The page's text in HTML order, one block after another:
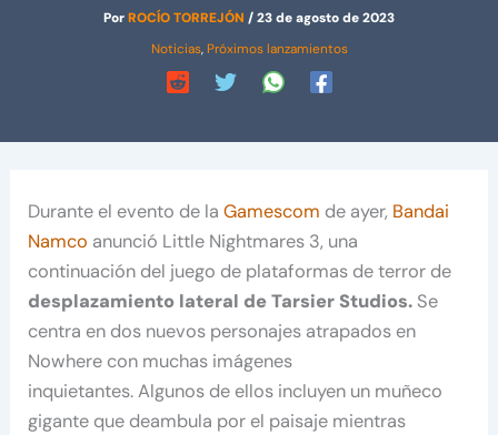
PorROCÍO TORREJÓN /23 de agosto de 2023
Noticias, Próximos lanzamientos
Durante el evento de laGamescom de ayer, Bandai
Namco anunció Little Nightmares 3, una
continuación del juego de plataformas de terror de
desplazamiento lateral de Tarsier Studios. Se
centra en dos nuevos personajes atrapados en
Nowhere con muchas imágenes
inquietantes. Algunos de ellos incluyen un muñeco
gigante que deambula por el paisaje mientras